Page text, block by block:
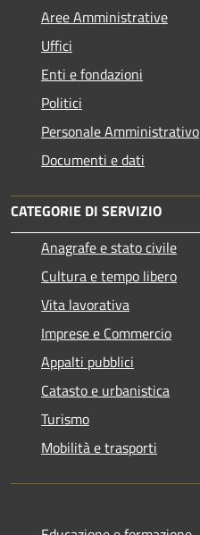
Aree Amministrative
Uffici
Enti e fondazioni
Politici
Personale Amministrativo
Documenti e dati
CATEGORIE DI SERVIZIO
Anagrafe e stato civile
Cultura e tempo libero
Vita lavorativa
Imprese e Commercio
Appalti pubblici
Catasto e urbanistica
Turismo
Mobilità e trasporti